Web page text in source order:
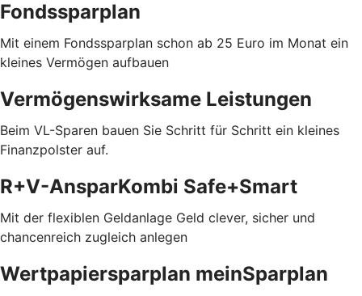
Fondssparplan
Mit einem Fondssparplan schon ab 25 Euro im Monat ein
kleines Vermögen aufbauen
Vermögenswirksame Leistungen
Beim VL-Sparen bauen Sie Schritt für Schritt ein kleines
Finanzpolster auf.
R+V-AnsparKombi Safe+Smart
Mit der flexiblen Geldanlage Geld clever, sicher und
chancenreich zugleich anlegen
Wertpapiersparplan meinSparplan